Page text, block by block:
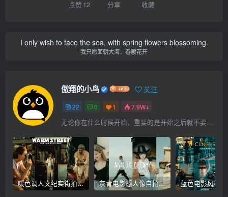
点赞 12 分享 收藏
I only wish to face the sea, with spring flowers blossoming.
我只愿面朝大海，春暖花开
傲翔的小鸟 关注
22 0 1 7.9W+
无论你在什么时候开始，重要的是开始之后就不要停止
暖色调人文纪实街拍摄影后期Lr调色教程，手机滤镜PS+Lightroom预设下载！ 灰青电影感人像自拍照建筑摄影Lr调色教程，手机滤镜PS+Lightroom预设下载！